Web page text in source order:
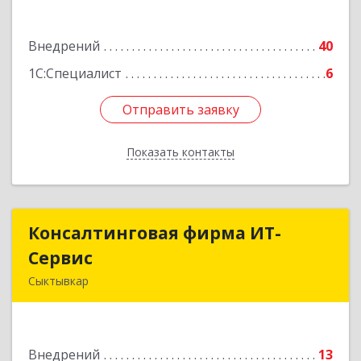
Внедрений
40
1С:Специалист
6
Отправить заявку
Показать контакты
Отправить заявку
Назад
Консалтинговая фирма ИТ-
Сервис
Сыктывкар
Внедрений
13
Консалтинговая фирма ИТ-
Подробнее